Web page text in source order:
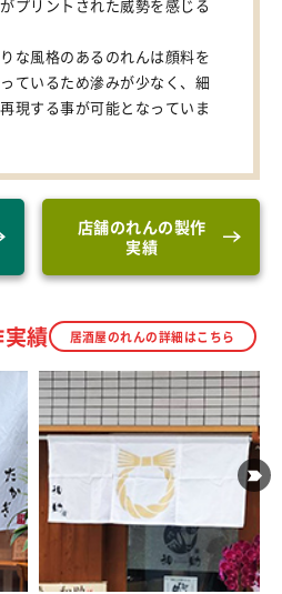
プリントされた威勢を感じる
な風格のあるのれんは顔料を
ているため滲みが少なく、細
現する事が可能となっていま
店舗のれんの製作
実績
績 居酒屋のれんの詳細はこちら